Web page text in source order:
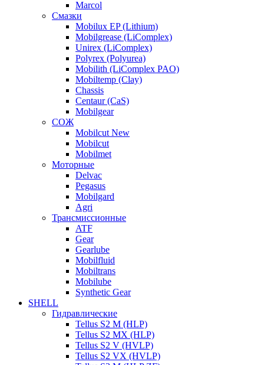
Marcol
Смазки
Mobilux EP (Lithium)
Mobilgrease (LiComplex)
Unirex (LiComplex)
Polyrex (Polyurea)
Mobilith (LiComplex PAO)
Mobiltemp (Clay)
Chassis
Centaur (CaS)
Mobilgear
СОЖ
Mobilcut New
Mobilcut
Mobilmet
Моторные
Delvac
Pegasus
Mobilgard
Agri
Трансмиссионные
ATF
Gear
Gearlube
Mobilfluid
Mobiltrans
Mobilube
Synthetic Gear
SHELL
Гидравлические
Tellus S2 M (HLP)
Tellus S2 MХ (HLP)
Tellus S2 V (HVLP)
Tellus S2 VX (HVLP)